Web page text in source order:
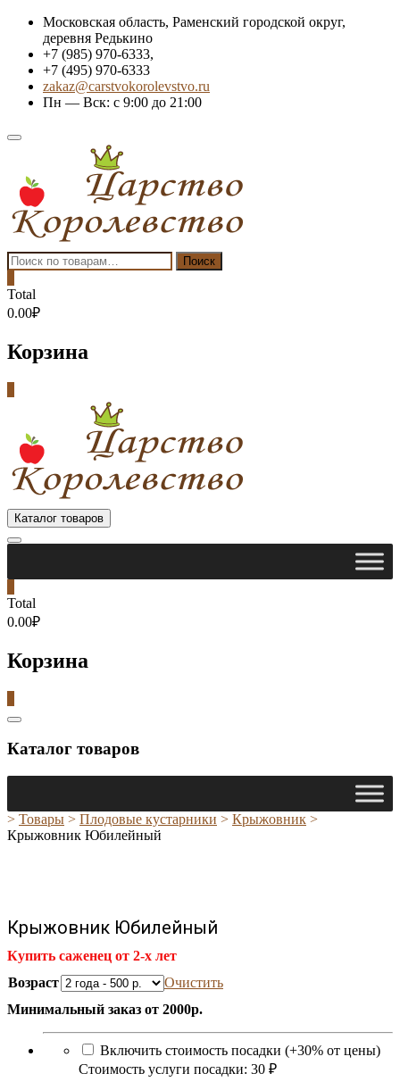
Skip
content
Московская область, Раменский городской округ,
деревня Редькино
+7 (985) 970-6333,
+7 (495) 970-6333
zakaz@carstvokorolevstvo.ru
Пн — Вск: с 9:00 до 21:00
Topbar
Искать: Поиск
Total
0.00₽
Корзина
Каталог товаров
Total
0.00₽
Корзина
Catalog
Каталог товаров
> Товары > Плодовые кустарники > Крыжовник >
Крыжовник Юбилейный
Крыжовник Юбилейный
Купить саженец от 2-х лет
Возраст
Очистить
Минимальный заказ от 2000р.
Включить стоимость посадки (+30% от цены)
Стоимость услуги посадки: 30 ₽